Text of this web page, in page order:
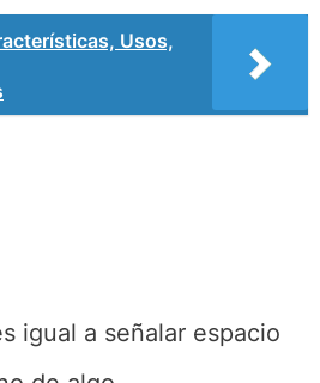
Usos,
igual a señalar espacio